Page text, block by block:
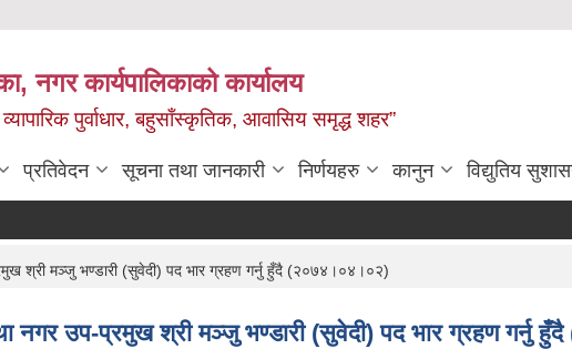
नगर कार्यपालिकाको कार्यालय
व्यापारिक पुर्वाधार, बहुसाँस्कृतिक, आवासिय समृद्ध शहर”
प्रतिवेदन सूचना तथा जानकारी निर्णयहरु कानुन विद्युतिय
श्री मञ्जु भण्डारी (सुवेदी) पद भार ग्रहण गर्नु हुँदै (२०७४।०४।०२)
नगर उप-प्रमुख श्री मञ्जु भण्डारी (सुवेदी) पद भार ग्रहण